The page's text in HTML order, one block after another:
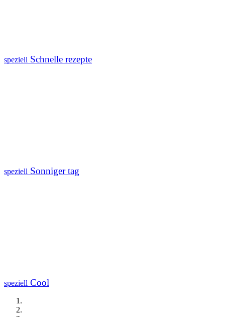
speziell Schnelle rezepte
speziell Sonniger tag
speziell Cool